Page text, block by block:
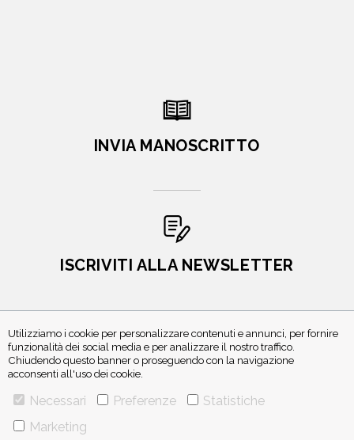
Utilizziamo i cookie per personalizzare contenuti e annunci, per fornire
funzionalità dei social media e per analizzare il nostro traffico.
Chiudendo questo banner o proseguendo con la navigazione
acconsenti all'uso dei cookie.
Necessari Preferenze
Statistiche
Marketing
INVIA MANOSCRITTO
ISCRIVITI ALLA NEWSLETTER